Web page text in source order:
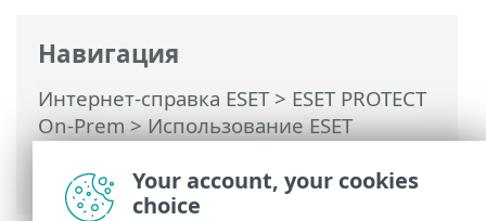
Навигация
Интернет-справка ESET> ESET PROTECT
On-Prem>Использование ESET
Prem Главное меню> Уведомления
Your account, your cookies
choice